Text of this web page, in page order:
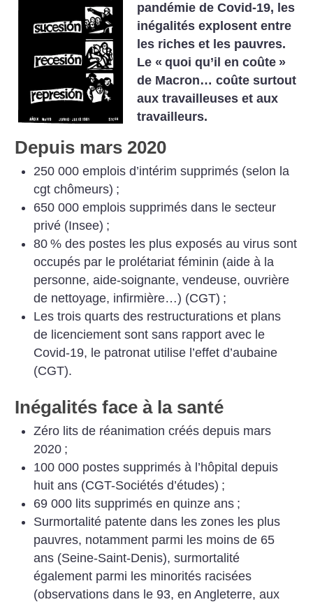
pandémie de Covid-19, les
inégalités explosent entre
les riches et les pauvres.
Le « quoi qu’il en coûte »
de Macron… coûte surtout
aux travailleuses et aux
travailleurs.
Depuis mars 2020
250 000 emplois d’intérim supprimés (selon la
cgt chômeurs) ;
650 000 emplois supprimés dans le secteur
privé (Insee) ;
80 % des postes les plus exposés au virus sont
occupés par le prolétariat féminin (aide à la
personne, aide-soignante, vendeuse, ouvrière
de nettoyage, infirmière…) (CGT) ;
Les trois quarts des restructurations et plans
de licenciement sont sans rapport avec le
Covid-19, le patronat utilise l’effet d’aubaine
(CGT).
Inégalités face à la santé
Zéro lits de réanimation créés depuis mars
2020 ;
100 000 postes supprimés à l’hôpital depuis
huit ans (CGT-Sociétés d’études) ;
69 000 lits supprimés en quinze ans ;
Surmortalité patente dans les zones les plus
pauvres, notamment parmi les moins de 65
ans (Seine-Saint-Denis), surmortalité
également parmi les minorités racisées
(observations dans le 93, en Angleterre, aux